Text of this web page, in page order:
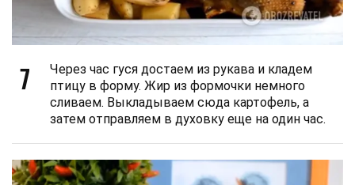
7
Через час гуся достаем из рукава и кладем
птицу в форму. Жир из формочки немного
сливаем. Выкладываем сюда картофель, а
затем отправляем в духовку еще на один час.